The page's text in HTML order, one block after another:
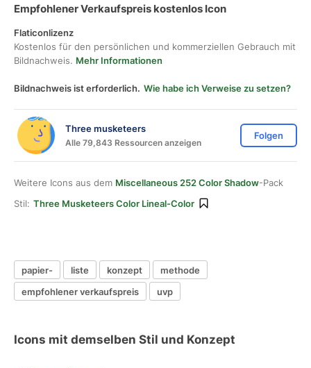
Empfohlener Verkaufspreis kostenlos Icon
Flaticonlizenz
Kostenlos für den persönlichen und kommerziellen Gebrauch mit
Bildnachweis. Mehr Informationen
Bildnachweis ist erforderlich. Wie habe ich Verweise zu setzen?
Three musketeers
Alle 79,843 Ressourcen anzeigen
Folgen
Weitere Icons aus dem Miscellaneous 252 Color Shadow-Pack
Stil: Three Musketeers Color Lineal-Color
papier- liste konzept
methode
empfohlener verkaufspreis
uvp
Icons mit demselben Stil und Konzept